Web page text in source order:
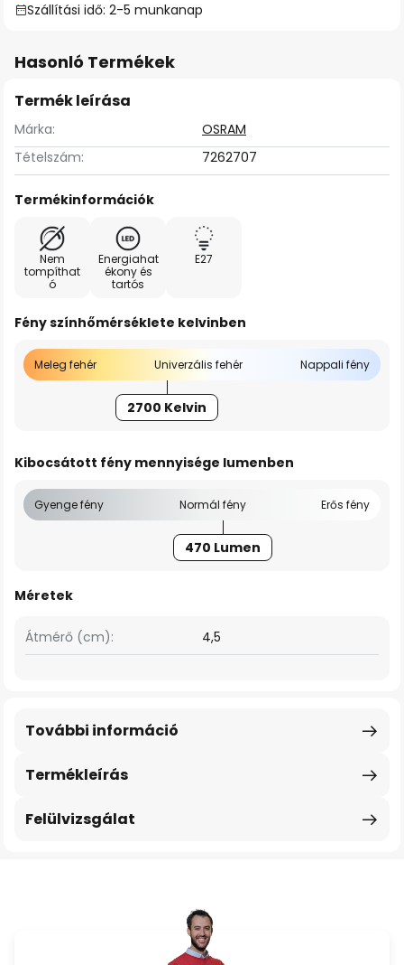
Szállítási idő: 2-5 munkanap
Hasonló Termékek
Termék leírása
Márka:
OSRAM
Tételszám:
7262707
Termékinformációk
Nem
tompíthat
ó
Energiahat
ékony és
tartós
E27
Fény színhőmérséklete kelvinben
Meleg fehér Univerzális fehér Nappali fény
2700 Kelvin
Kibocsátott fény mennyisége lumenben
Gyenge fény Normál fény Erős fény
470 Lumen
Méretek
Átmérő (cm): 4,5
Termékleírás
További információ
Felülvizsgálat